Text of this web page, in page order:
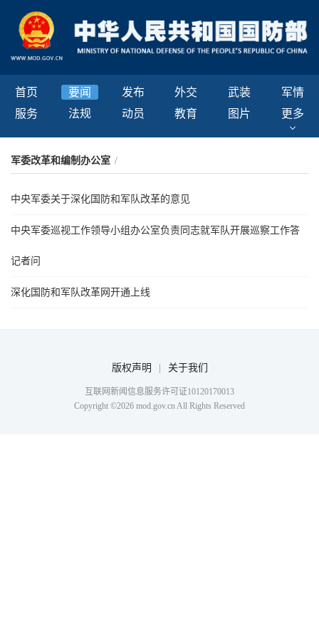
首页 要闻 发布 外交 武装
军情
服务
法规 动员 教育 图片 更多
军委改革和编制办公室 /
中央军委关于深化国防和军队改革的意见
中央军委巡视工作领导小组办公室负责同志就军队开展巡察工作答
记者问
深化国防和军队改革网开通上线
版权声明 | 关于我们
互联网新闻信息服务许可证10120170013
Copyright ©2026 mod.gov.cn All Rights Reserved